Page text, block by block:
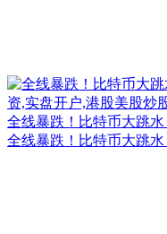
全线暴跌！比特币大跳水
全线暴跌！比特币大跳水